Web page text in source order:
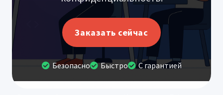
Заказать сейчас
Безопасно Быстро С гарантией